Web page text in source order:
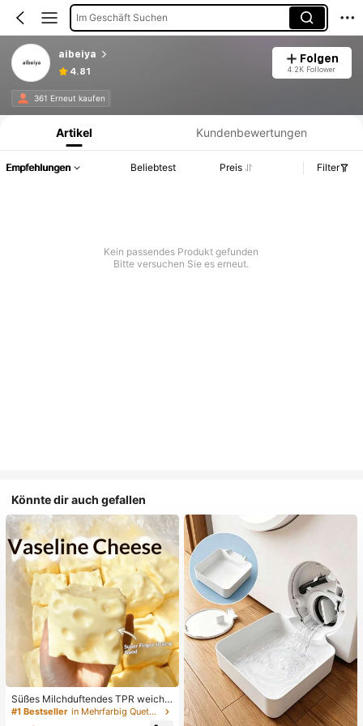
Im Geschäft Suchen
aibeiya
4.81
Folgen
4.2K Follower
361 Erneut kaufen
Produktinformation: Preisangabe, Verkaufs- und Lagerbestandsdetails.
Artikel Kundenbewertungen
Empfehlungen Beliebtest Preis Filter
Kein passendes Produkt gefunden
Bitte versuchen Sie es erneut.
Könnte dir auch gefallen
Süßes Milchduftendes TPR weiche
s quetschbares Dumpling-förmiges
Stressabbau-Spielzeug, 5cm niedli
#1 Bestseller in Mehrfarbig Quetschspielzeug für Teenager